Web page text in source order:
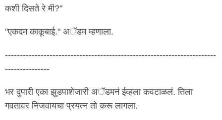
कशी दिसते रे मी?"
"एकदम काकूबाई." अॅडम म्हणाला.
-----------------------------------------------------------------------
---------------
भर दुपारी एका झुडपाशेजारी अॅडमनं ईव्हला कवटाळलं. तिला
गवतावर निजवायचा प्रयत्न तो करू लागला.